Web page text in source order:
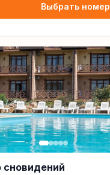
Выбрать номер
сновидений